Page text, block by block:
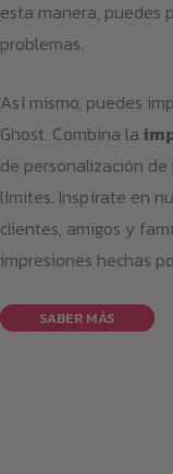
esta manera, puedes
problemas.
Así mismo, puedes
Ghost. Combina la
de personalización
límites. Inspírate en
clientes, amigos y
impresiones hechas
SABER MÁS